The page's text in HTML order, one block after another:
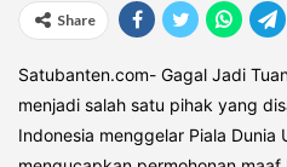
Share
Satubanten.com- Gagal Jadi
menjadi salah satu pihak yang
Indonesia menggelar Piala Dunia